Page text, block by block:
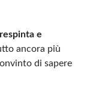
e
ancora più
di sapere